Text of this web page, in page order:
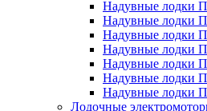
Надувные лодки
Надувные лодки
Надувные лодки
Надувные лодки
Надувные лодки
Надувные лодки
Надувные лодки
Лодочные